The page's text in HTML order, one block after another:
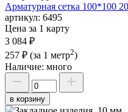
Арматурная сетка 100*100
артикул: 6495
Цена за 1 карту
3 084 ₽
257 ₽ (за 1 метр2)
Наличие: много
в корзину